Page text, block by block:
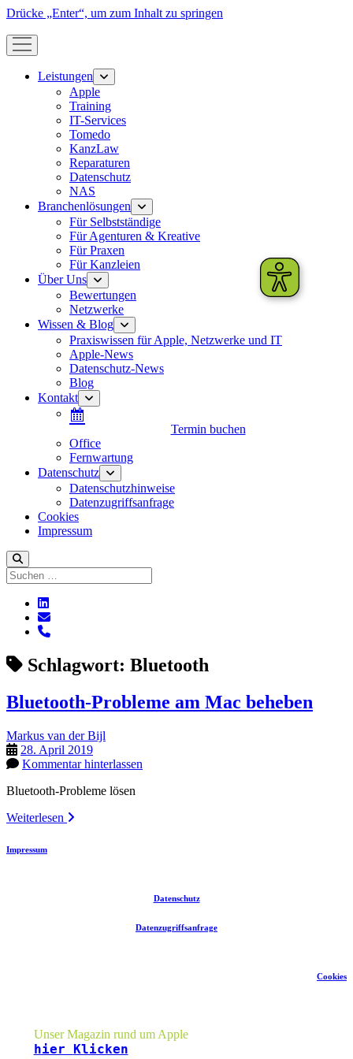
Drücke „Enter“, um zum Inhalt zu springen
Menü
öffnen
Leistungen
Menü
öffnen
Apple
Training
IT-Services
Tomedo
KanzLaw
Reparaturen
Datenschutz
NAS
Branchenlösungen
Menü
öffnen
Für Selbstständige
Für Agenturen & Kreative
Für Praxen
Für Kanzleien
Über Uns Menü
öffnen
Bewertungen
Netzwerke
Wissen & Blog Menü
öffnen
Praxiswissen für Apple, Netzwerke und IT
Apple-News
Datenschutz-News
Blog
Kontakt Menü
öffnen
Termin buchen
Office
Fernwartung
Datenschutz Menü
öffnen
Datenschutzhinweise
Datenzugriffsanfrage
Cookies
Impressum
Suchen
linkedin
E-
Mail
phone
Schlagwort: Bluetooth
Bluetooth-Probleme am Mac beheben
Markus van der Bijl
28. April 2019
Kommentar hinterlassen
Bluetooth-Probleme lösen
Weiterlesen Bluetooth-
Impressum
Datenschutz
Datenzugriffsanfrage
Cookies
Unser Magazin rund um Apple
hier Klicken